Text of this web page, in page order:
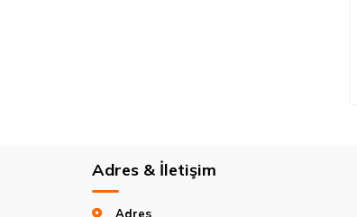
Adres & İletişim
Adres